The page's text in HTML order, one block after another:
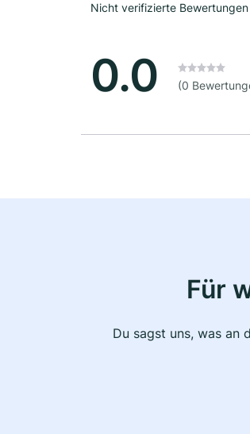
Nicht verifizierte Bewertungen
0.0 (0
Für
Du sagst uns, was an